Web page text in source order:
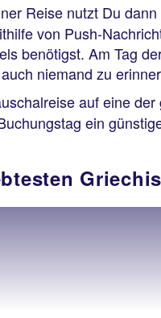
Reise nutzt Du
von Push-
benötigst. Am Tag
niemand zu
auf eine
ein